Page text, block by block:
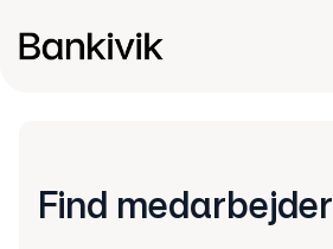
Find medarbejder